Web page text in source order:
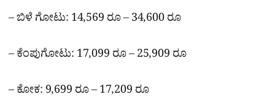
– ಬಿಳೆ ಗೋಟು: 14,569 ರೂ – 34,600 ರೂ
– ಕೆಂಪುಗೋಟು: 17,099 ರೂ – 25,909 ರೂ
– ಕೋಕ: 9,699 ರೂ – 17,209 ರೂ